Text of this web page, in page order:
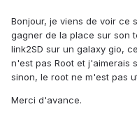
Bonjour, je viens de voir ce
gagner de la place sur son
link2SD sur un galaxy gio,
n'est pas Root et j'aimerais
sinon, le root ne m'est pas
Merci d'avance.